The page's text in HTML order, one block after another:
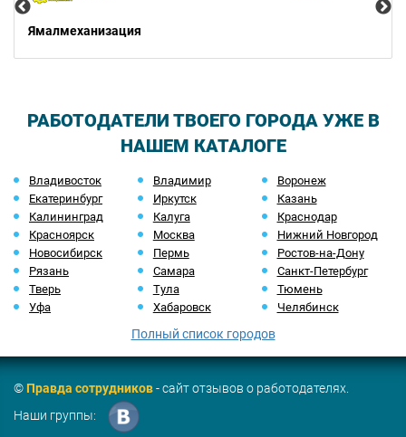
Ямалмеханизация
РАБОТОДАТЕЛИ ТВОЕГО ГОРОДА УЖЕ В
НАШЕМ КАТАЛОГЕ
Владивосток Владимир
Воронеж
Екатеринбург
Иркутск
Казань
Калининград
Калуга
Краснодар
Красноярск
Москва
Нижний Новгород
Новосибирск
Пермь
Ростов-на-Дону
Рязань
Самара
Санкт-Петербург
Тверь
Тула
Тюмень
Уфа
Хабаровск Челябинск
Полный список городов
©Правда сотрудников- сайт отзывов о работодателях.
Наши группы: